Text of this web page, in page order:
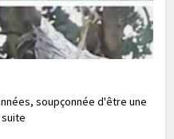
soupçonnée d'être une